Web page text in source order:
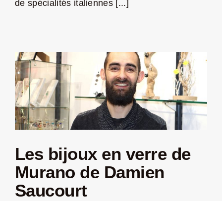
de spécialités italiennes [...]
Les bijoux en verre de
Murano de Damien
Saucourt